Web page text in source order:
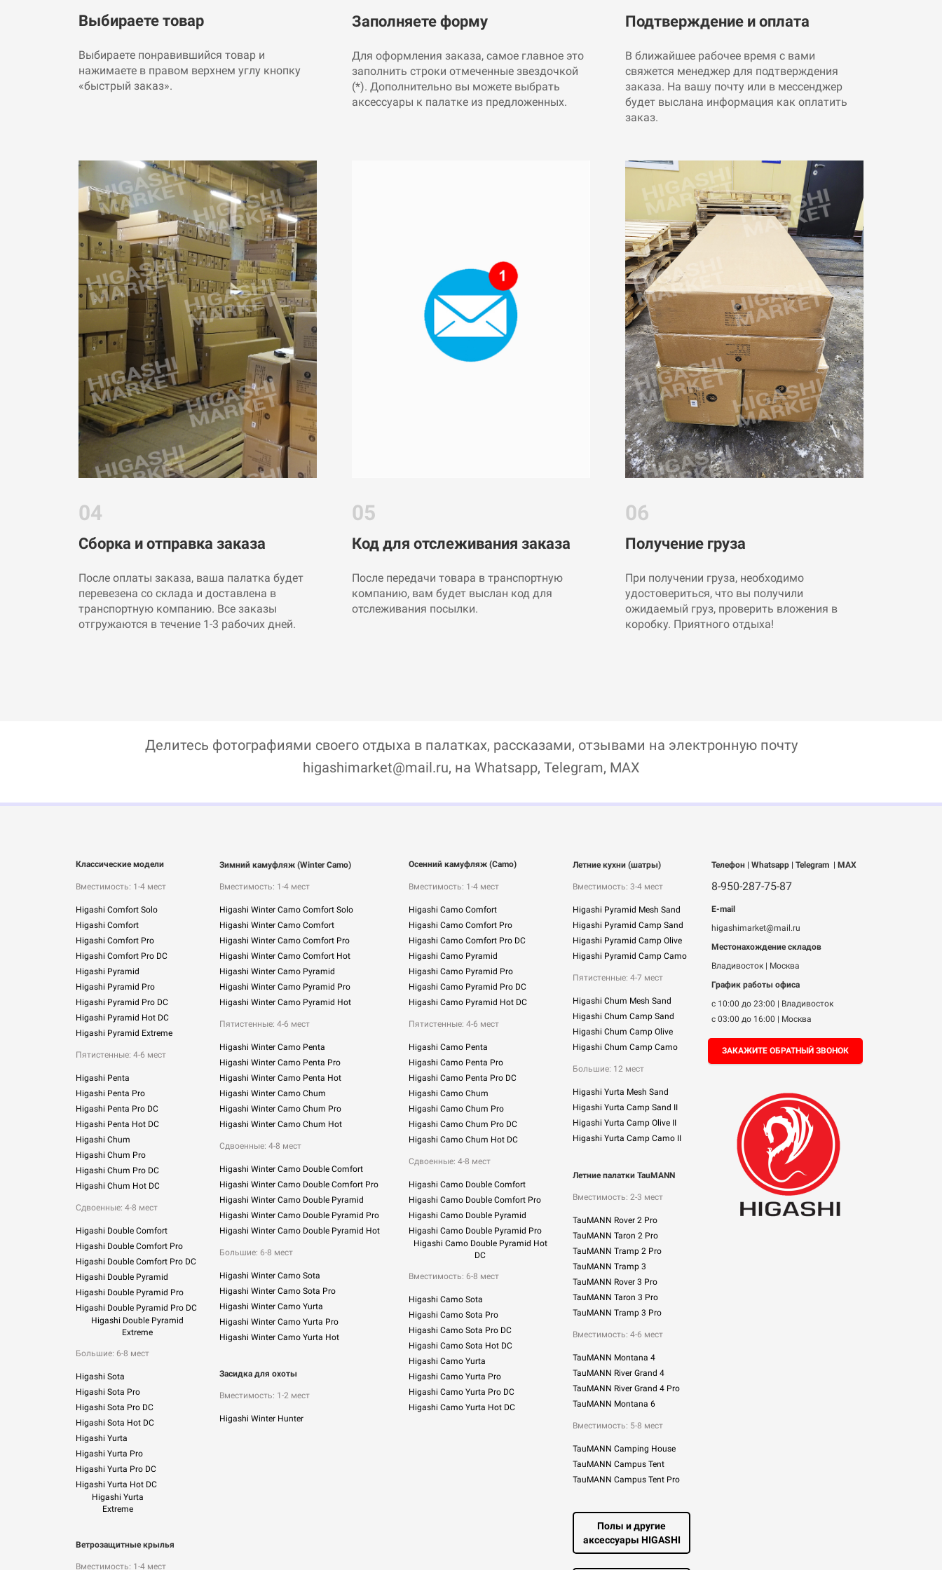
Выбираете товар
Выбираете понравившийся товар и
нажимаете в правом верхнем углу кнопку
«быстрый заказ».
Заполняете форму
Для оформления заказа, самое главное это
заполнить строки отмеченные звездочкой
(*). Дополнительно вы можете выбрать
аксессуары к палатке из предложенных.
Подтверждение и оплата
В ближайшее рабочее время с вами
свяжется менеджер для подтверждения
заказа. На вашу почту или в мессенджер
будет выслана информация как оплатить
заказ.
04
Сборка и отправка заказа
После оплаты заказа, ваша палатка будет
перевезена со склада и доставлена в
транспортную компанию. Все заказы
отгружаются в течение 1-3 рабочих дней.
05
Код для отслеживания заказа
После передачи товара в транспортную
компанию, вам будет выслан код для
отслеживания посылки.
06
Получение груза
При получении груза, необходимо
удостовериться, что вы получили
ожидаемый груз, проверить вложения в
коробку. Приятного отдыха!
Делитесь фотографиями своего отдыха в палатках, рассказами, отзывами на электронную почту
higashimarket@mail.ru, на Whatsapp, Telegram, MAX
Классические модели
Вместимость: 1-4 мест
Higashi Comfort Solo
Higashi Comfort
Higashi Comfort Pro
Higashi Comfort Pro DC
Higashi Pyramid
Higashi Pyramid Pro
Higashi Pyramid Pro DC
Higashi Pyramid Hot DC
Higashi Pyramid Extreme
Пятистенные: 4-6 мест
Higashi Penta
Higashi Penta Pro
Higashi Penta Pro DC
Higashi Penta Hot DC
Higashi Chum
Higashi Chum Pro
Higashi Chum Pro DC
Higashi Chum Hot DC
Сдвоенные: 4-8 мест
Higashi Double Comfort
Higashi Double Comfort Pro
Higashi Double Comfort Pro DC
Higashi Double Pyramid
Higashi Double Pyramid Pro
Higashi Double Pyramid Pro DC
Higashi Double Pyramid
Extreme
Большие: 6-8 мест
Higashi Sota
Higashi Sota Pro
Higashi Sota Pro DC
Higashi Sota Hot DC
Higashi Yurta
Higashi Yurta Pro
Higashi Yurta Pro DC
Higashi Yurta Hot DC
Higashi Yurta
Extreme
Ветрозащитные крылья
Вместимость: 1-4 мест
Зимний камуфляж (Winter Camo)
Вместимость: 1-4 мест
Higashi Winter Camo Comfort Solo
Higashi Winter Camo Comfort
Higashi Winter Camo Comfort Pro
Higashi Winter Camo Comfort Hot
Higashi Winter Camo Pyramid
Higashi Winter Camo Pyramid Pro
Higashi Winter Camo Pyramid Hot
Пятистенные: 4-6 мест
Higashi Winter Camo Penta
Higashi Winter Camo Penta Pro
Higashi Winter Camo Penta Hot
Higashi Winter Camo Chum
Higashi Winter Camo Chum Pro
Higashi Winter Camo Chum Hot
Сдвоенные: 4-8 мест
Higashi Winter Camo Double Comfort
Higashi Winter Camo Double Comfort Pro
Higashi Winter Camo Double Pyramid
Higashi Winter Camo Double Pyramid Pro
Higashi Winter Camo Double Pyramid Hot
Большие: 6-8 мест
Higashi Winter Camo Sota
Higashi Winter Camo Sota Pro
Higashi Winter Camo Yurta
Higashi Winter Camo Yurta Pro
Higashi Winter Camo Yurta Hot
Засидка для охоты
Вместимость: 1-2 мест
Higashi Winter Hunter
Осенний камуфляж (Camo)
Вместимость: 1-4 мест
Higashi Сamo Comfort
Higashi Сamo Comfort Pro
Higashi Сamo Comfort Pro DC
Higashi Сamo Pyramid
Higashi Сamo Pyramid Pro
Higashi Сamo Pyramid Pro DC
Higashi Сamo Pyramid Hot DC
Пятистенные: 4-6 мест
Higashi Camo Penta
Higashi Camo Penta Pro
Higashi Camo Penta Pro DC
Higashi Camo Chum
Higashi Camo Chum Pro
Higashi Camo Chum Pro DC
Higashi Camo Chum Hot DC
Сдвоенные: 4-8 мест
Higashi Сamo Double Comfort
Higashi Сamo Double Comfort Pro
Higashi Сamo Double Pyramid
Higashi Сamo Double Pyramid Pro
Higashi Сamo Double Pyramid Hot
DC
Вместимость: 6-8 мест
Higashi Сamo Sota
Higashi Сamo Sota Pro
Higashi Сamo Sota Pro DC
Higashi Сamo Sota Hot DC
Higashi Сamo Yurta
Higashi Сamo Yurta Pro
Higashi Сamo Yurta Pro DC
Higashi Сamo Yurta Hot DC
Летние кухни (шатры)
Вместимость: 3-4 мест
Higashi Pyramid Mesh Sand
Higashi Pyramid Camp Sand
Higashi Pyramid Camp Olive
Higashi Pyramid Camp Camo
Пятистенные: 4-7 мест
Higashi Chum Mesh Sand
Higashi Chum Camp Sand
Higashi Chum Camp Olive
Higashi Chum Camp Camo
Большие: 12 мест
Higashi Yurta Mesh Sand
Higashi Yurta Camp Sand II
Higashi Yurta Camp Olive II
Higashi Yurta Camp Camo II
Летние палатки TauMANN
Вместимость: 2-3 мест
TauMANN Rover 2 Pro
TauMANN Taron 2 Pro
TauMANN Tramp 2 Pro
TauMANN Tramp 3
TauMANN Rover 3 Pro
TauMANN Taron 3 Pro
TauMANN Tramp 3 Pro
Вместимость: 4-6 мест
TauMANN Montana 4
TauMANN River Grand 4
TauMANN River Grand 4 Pro
TauMANN Montana 6
Вместимость: 5-8 мест
TauMANN Camping House
TauMANN Campus Tent
TauMANN Campus Tent Pro
Полы и другие
аксессуары HIGASHI
Телефон | Whatsapp | Telegram | MAX
8-950-287-75-87
E-mail
higashimarket@mail.ru
Местонахождение складов
Владивосток | Москва
График работы офиса
с 10:00 до 23:00 | Владивосток
с 03:00 до 16:00 | Москва
ЗАКАЖИТЕ ОБРАТНЫЙ ЗВОНОК